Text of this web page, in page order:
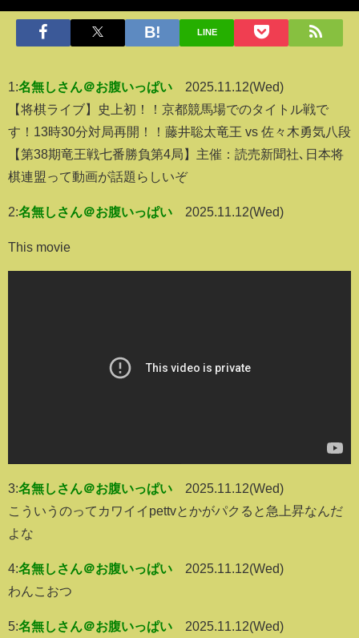
LINE
1:名無しさん＠お腹いっぱい
2025.11.12(Wed)
【将棋ライブ】史上初！！京都競馬場でのタイトル戦で
す！13時30分対局再開！！藤井聡太竜王 vs 佐々木勇気八段
【第38期竜王戦七番勝負第4局】主催：読売新聞社､日本将
棋連盟って動画が話題らしいぞ
2:名無しさん＠お腹いっぱい 2025.11.12(Wed)
This movie
3:名無しさん＠お腹いっぱい
2025.11.12(Wed)
こういうのってカワイイpettvとかがパクると急上昇なんだ
よな
4:名無しさん＠お腹いっぱい
2025.11.12(Wed)
わんこおつ
5:名無しさん＠お腹いっぱい
2025.11.12(Wed)